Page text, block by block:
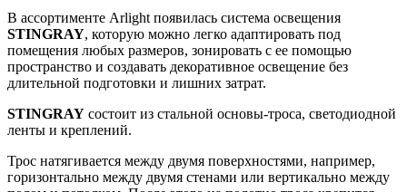
В ассортименте Arlight появилась система освещения
STINGRAY, которую можно легко адаптировать под
помещения любых размеров, зонировать с ее помощью
пространство и создавать декоративное освещение без
длительной подготовки и лишних затрат.
STINGRAY состоит из стальной основы-троса, светодиодной
ленты и креплений.
Трос натягивается между двумя поверхностями, например,
горизонтально между двумя стенами или вертикально между